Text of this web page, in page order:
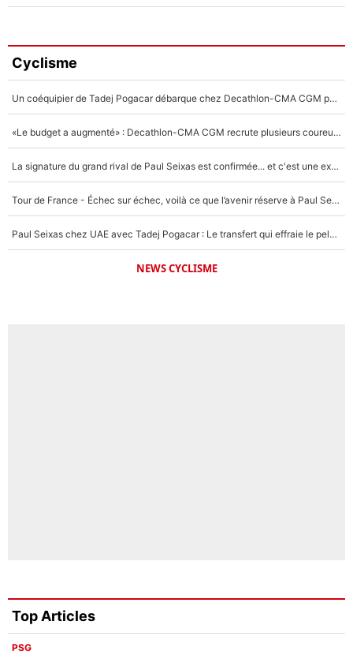
Cyclisme
Un coéquipier de Tadej Pogacar débarque chez Decathlon-CMA CGM pour épauler Paul Seixas : «Mes meilleures années sont à venir»
«Le budget a augmenté» : Decathlon-CMA CGM recrute plusieurs coureurs pour offrir à Paul Seixas une équipe pour gagner le Tour de France 2027
La signature du grand rival de Paul Seixas est confirmée... et c'est une excellente nouvelle pour l'équipe Decathlon-CMA CGM !
Tour de France - Échec sur échec, voilà ce que l’avenir réserve à Paul Seixas : «Tant qu’il y aura un Pogacar comme celui-là...»
Paul Seixas chez UAE avec Tadej Pogacar : Le transfert qui effraie le peloton, «c’est la pire des choses qui puisse arriver»
NEWS CYCLISME
Top Articles
PSG